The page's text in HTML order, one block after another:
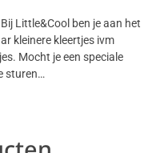
Little&Cool ben je aan het
kleinere kleertjes ivm
Mocht je een speciale
sturen…